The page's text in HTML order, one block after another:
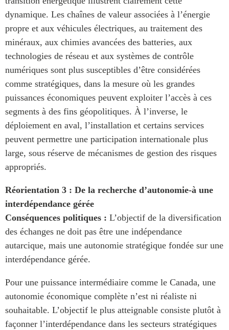
dynamique. Les chaînes de valeur associées à l’énergie
propre et aux véhicules électriques, au traitement des
minéraux, aux chimies avancées des batteries, aux
technologies de réseau et aux systèmes de contrôle
numériques sont plus susceptibles d’être considérées
comme stratégiques, dans la mesure où les grandes
puissances économiques peuvent exploiter l’accès à ces
segments à des fins géopolitiques. À l’inverse, le
déploiement en aval, l’installation et certains services
peuvent permettre une participation internationale plus
large, sous réserve de mécanismes de gestion des risques
appropriés.
Réorientation 3 : De la recherche d’autonomie‑à une
interdépendance gérée
Conséquences politiques : L’objectif de la diversification
des échanges ne doit pas être une indépendance
autarcique, mais une autonomie stratégique fondée sur une
interdépendance gérée.
Pour une puissance intermédiaire comme le Canada, une
autonomie économique complète n’est ni réaliste ni
souhaitable. L’objectif le plus atteignable consiste plutôt à
façonner l’interdépendance dans les secteurs stratégiques